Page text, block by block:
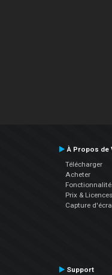
À Propos de
Télécharger
Acheter
Prix & Licences
Capture
Support